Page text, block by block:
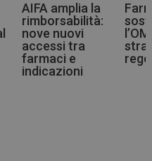
la
Farmaci più
sostenibili,
l’OMS indica la
strada agli enti
regolatori